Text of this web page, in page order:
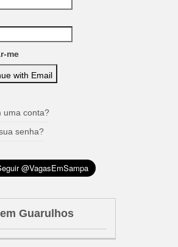
me
with Email
uma conta?
senha?
Guarulhos